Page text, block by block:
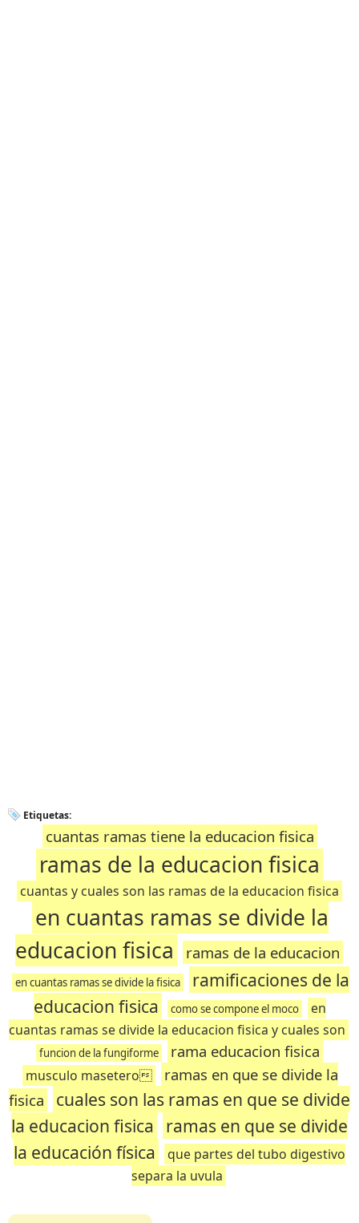
Etiquetas:
cuantas ramas tiene la educacion fisica
ramas de la educacion fisica
cuantas y cuales son las ramas de la educacion fisica
en cuantas ramas se divide la
educacion fisica
ramas de la educacion
en cuantas ramas se divide la fisica
ramificaciones de la
educacion fisica
como se compone el moco
en
cuantas ramas se divide la educacion fisica y cuales son
funcion de la fungiforme rama educacion fisica
musculo masetero­­
ramas en que se divide la
fisica
cuales son las ramas en que se divide
la educacion fisica ramas en que se divide
la educación física
que partes del tubo digestivo
separa la uvula